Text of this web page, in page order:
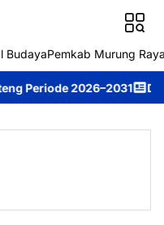
BudayaPemkab Murung
DPRD Murung Raya